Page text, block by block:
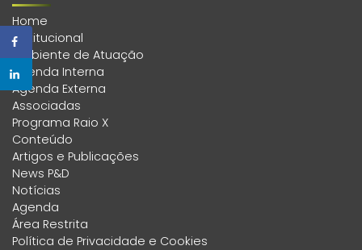
Home
Institucional
Ambiente de Atuação
Agenda Interna
Agenda Externa
Associadas
Programa Raio X
Conteúdo
Artigos e Publicações
News P&D
Notícias
Agenda
Área Restrita
Política de Privacidade e Cookies